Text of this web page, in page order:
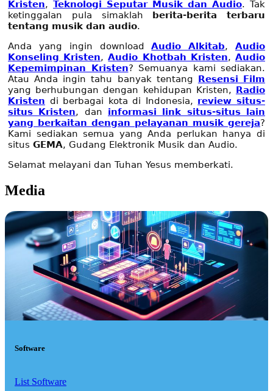
Kristen, Teknologi Seputar Musik dan Audio. Tak
ketinggalan pula simaklah berita-berita terbaru
tentang musik dan audio.
Anda yang ingin downloadAudio Alkitab,Audio
Konseling Kristen,Audio Khotbah Kristen,Audio
Kepemimpinan Kristen? Semuanya kami sediakan.
Atau Anda ingin tahu banyak tentang Resensi Film
yang berhubungan dengan kehidupan Kristen, Radio
Kristen di berbagai kota di Indonesia, review situs-
situs Kristen, dan informasi link situs-situs lain
yang berkaitan dengan pelayanan musik gereja?
Kami sediakan semua yang Anda perlukan hanya di
situs GEMA, Gudang Elektronik Musik dan Audio.
Selamat melayani dan Tuhan Yesus memberkati.
Media
Software
List Software